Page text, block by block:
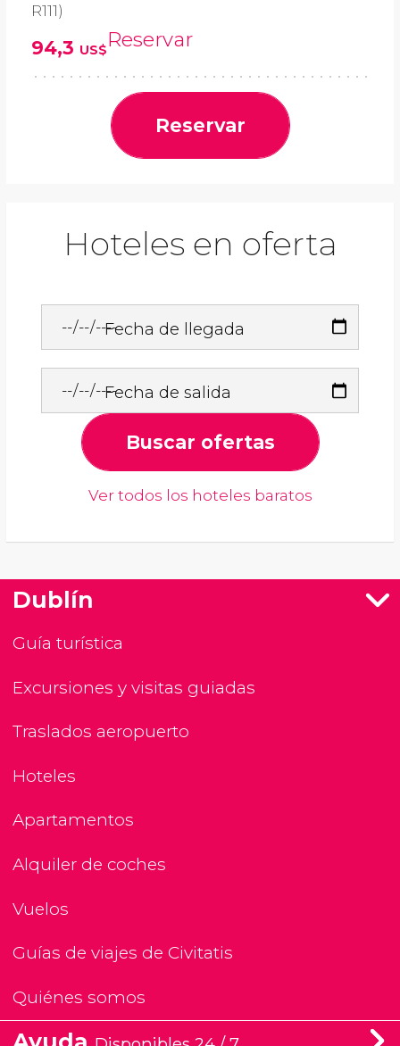
R111)
94,3 US$Reservar
Reservar
Hoteles en oferta
Fecha de llegada
Fecha de salida
Buscar ofertas
Ver todos los hoteles baratos
Dublín
Guía turística
Excursiones y visitas guiadas
Traslados aeropuerto
Hoteles
Apartamentos
Alquiler de coches
Vuelos
Guías de viajes de Civitatis
Quiénes somos